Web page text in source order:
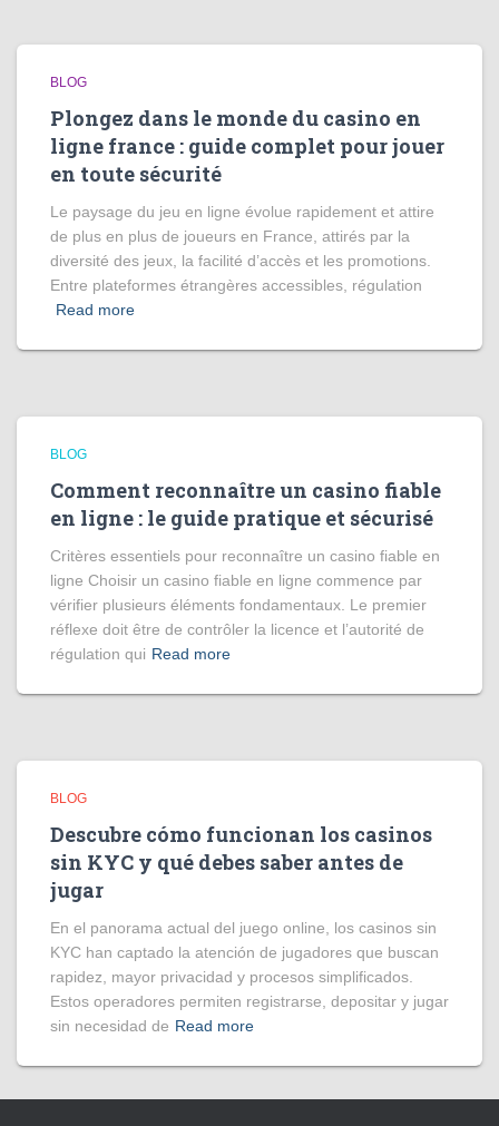
BLOG
Plongez dans le monde du casino en
ligne france : guide complet pour jouer
en toute sécurité
Le paysage du jeu en ligne évolue rapidement et attire
de plus en plus de joueurs en France, attirés par la
diversité des jeux, la facilité d’accès et les promotions.
Entre plateformes étrangères accessibles, régulation
Read more
BLOG
Comment reconnaître un casino fiable
en ligne : le guide pratique et sécurisé
Critères essentiels pour reconnaître un casino fiable en
ligne Choisir un casino fiable en ligne commence par
vérifier plusieurs éléments fondamentaux. Le premier
réflexe doit être de contrôler la licence et l’autorité de
régulation qui Read more
BLOG
Descubre cómo funcionan los casinos
sin KYC y qué debes saber antes de
jugar
En el panorama actual del juego online, los casinos sin
KYC han captado la atención de jugadores que buscan
rapidez, mayor privacidad y procesos simplificados.
Estos operadores permiten registrarse, depositar y jugar
sin necesidad de Read more